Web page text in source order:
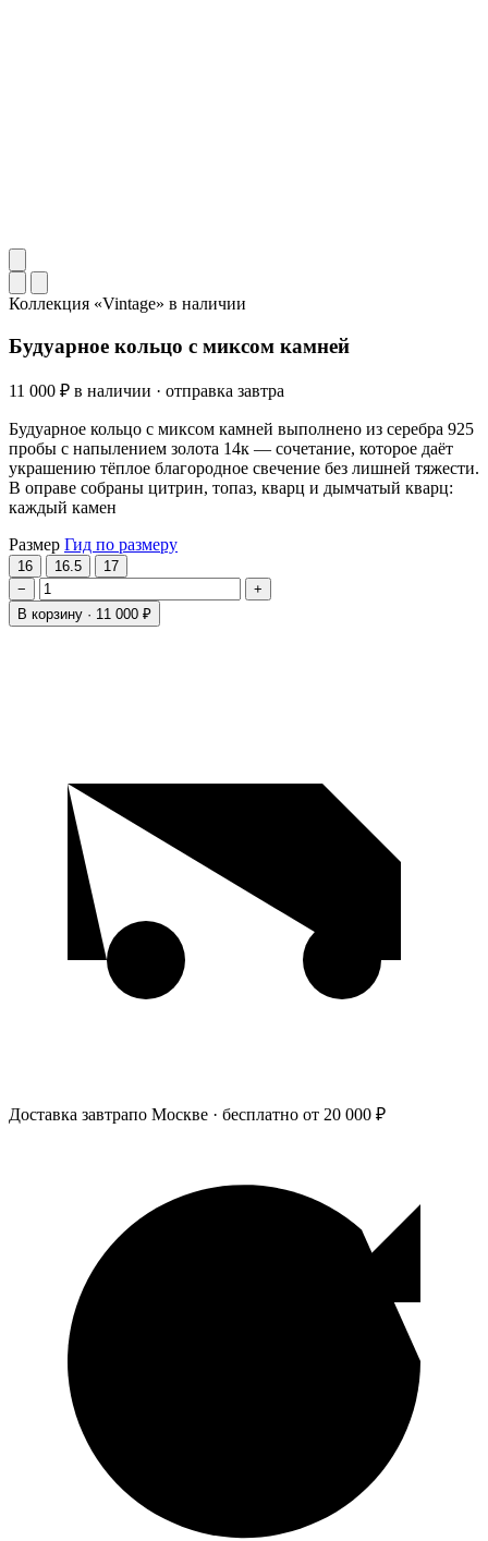
Коллекция «Vintage» в наличии
Будуарное кольцо с миксом камней
11 000 ₽ в наличии · отправка завтра
Будуарное кольцо с миксом камней выполнено из серебра 925
пробы с напылением золота 14к — сочетание, которое даёт
украшению тёплое благородное свечение без лишней тяжести.
В оправе собраны цитрин, топаз, кварц и дымчатый кварц:
каждый камен
Размер Гид по размеру
16 16.5
17
−
+
В корзину · 11 000 ₽
Доставка завтрапо Москве · бесплатно от 20 000 ₽